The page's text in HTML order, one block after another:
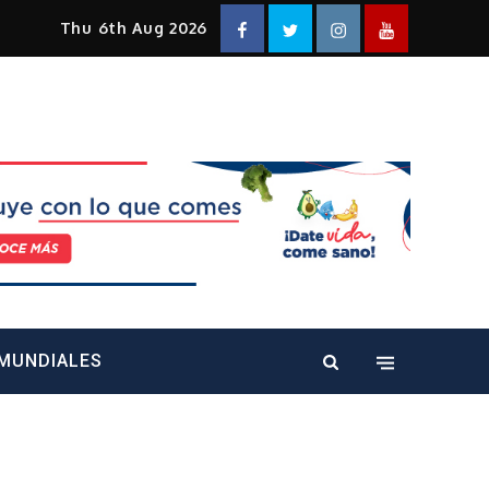
Thu 6th Aug 2026 FacebookTwitterInstagramYouTube